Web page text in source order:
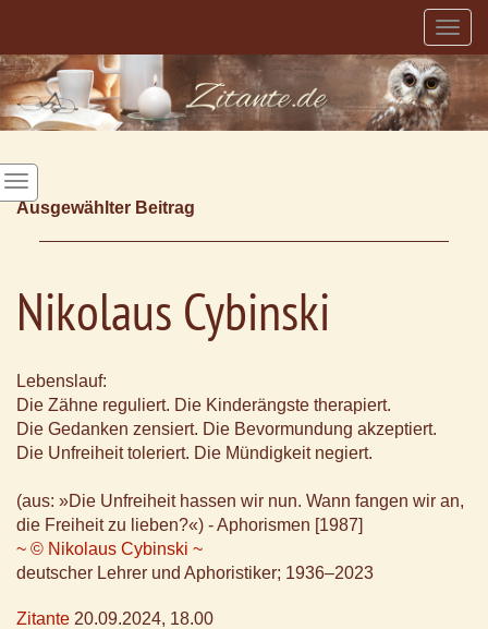
Ausgewählter Beitrag
Nikolaus Cybinski
Lebenslauf:
Die Zähne reguliert. Die Kinderängste therapiert.
Die Gedanken zensiert. Die Bevormundung akzeptiert.
Die Unfreiheit toleriert. Die Mündigkeit negiert.
(aus: »Die Unfreiheit hassen wir nun. Wann fangen wir an,
die Freiheit zu lieben?«) - Aphorismen [1987]
~ © Nikolaus Cybinski ~
deutscher Lehrer und Aphoristiker; 1936–2023
Zitante 20.09.2024, 18.00